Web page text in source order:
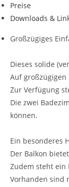
Preise
Downloads &
Großzügiges
Dieses solide
Auf großzügigen
Zur Verfügung
Die zwei
können.
Ein besonderes
Der Balkon
Zudem steht ein
Vorhanden sind